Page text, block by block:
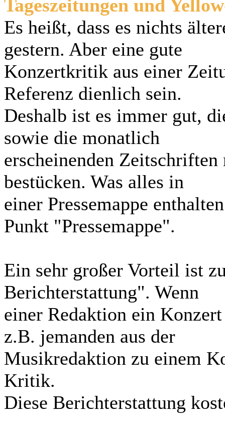
Tageszeitungen und
Es heißt, dass es nichts
gestern. Aber eine gute
Konzertkritik aus einer
Referenz dienlich sein.
Deshalb ist es immer gut,
sowie die monatlich
erscheinenden
bestücken. Was alles in
einer Pressemappe
Punkt "Pressemappe".
Ein sehr großer Vorteil ist
Berichterstattung". Wenn
einer Redaktion ein
z.B. jemanden aus der
Musikredaktion zu einem
Kritik.
Diese Berichterstattung